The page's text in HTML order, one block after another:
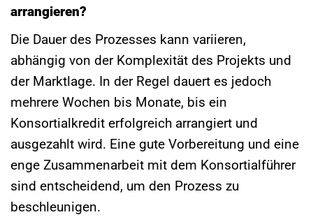
arrangieren?
Die Dauer des Prozesses kann variieren,
abhängig von der Komplexität des Projekts und
der Marktlage. In der Regel dauert es jedoch
mehrere Wochen bis Monate, bis ein
Konsortialkredit erfolgreich arrangiert und
ausgezahlt wird. Eine gute Vorbereitung und eine
enge Zusammenarbeit mit dem Konsortialführer
sind entscheidend, um den Prozess zu
beschleunigen.